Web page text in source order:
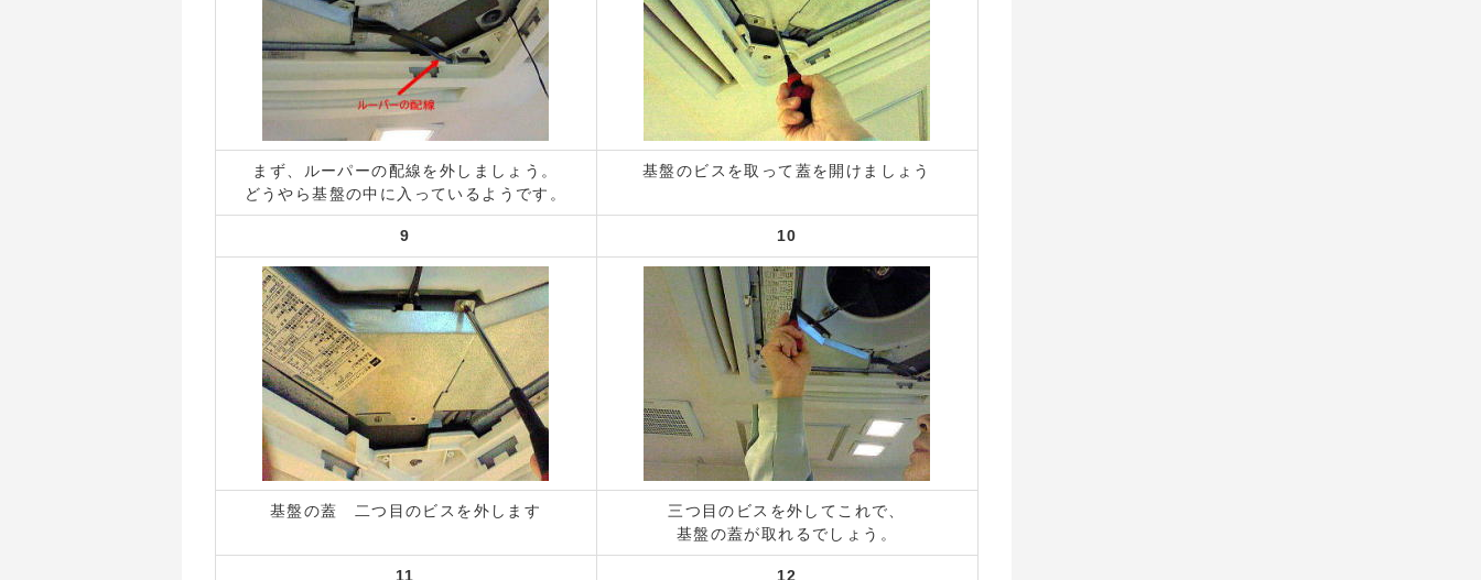
まず、ルーパーの配線を外しましょう。
どうやら基盤の中に入っているようです。
基盤のビスを取って蓋を開けましょう
9 10
基盤の蓋 二つ目のビスを外します
三つ目のビスを外してこれで、
基盤の蓋が取れるでしょう。
11 12